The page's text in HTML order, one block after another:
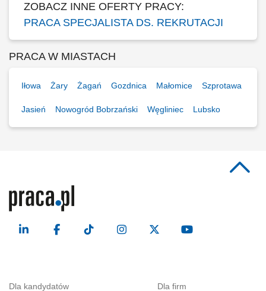
ZOBACZ INNE OFERTY PRACY:
PRACA SPECJALISTA DS. REKRUTACJI
PRACA W MIASTACH
Iłowa Żary Żagań Gozdnica Małomice Szprotawa
Jasień Nowogród Bobrzański Węgliniec Lubsko
Dla kandydatów Dla firm